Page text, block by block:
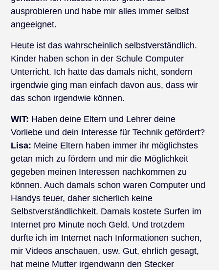
ausprobieren und habe mir alles immer selbst
angeeignet.
Heute ist das wahrscheinlich selbstverständlich.
Kinder haben schon in der Schule Computer
Unterricht. Ich hatte das damals nicht, sondern
irgendwie ging man einfach davon aus, dass wir
das schon irgendwie können.
WIT: Haben deine Eltern und Lehrer deine
Vorliebe und dein Interesse für Technik gefördert?
Lisa: Meine Eltern haben immer ihr möglichstes
getan mich zu fördern und mir die Möglichkeit
gegeben meinen Interessen nachkommen zu
können. Auch damals schon waren Computer und
Handys teuer, daher sicherlich keine
Selbstverständlichkeit. Damals kostete Surfen im
Internet pro Minute noch Geld. Und trotzdem
durfte ich im Internet nach Informationen suchen,
mir Videos anschauen, usw. Gut, ehrlich gesagt,
hat meine Mutter irgendwann den Stecker